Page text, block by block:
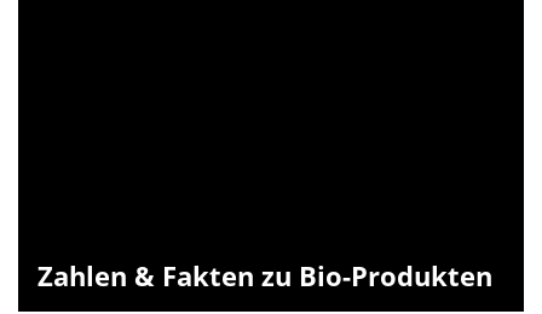
Zahlen & Fakten zu Bio-Produkten